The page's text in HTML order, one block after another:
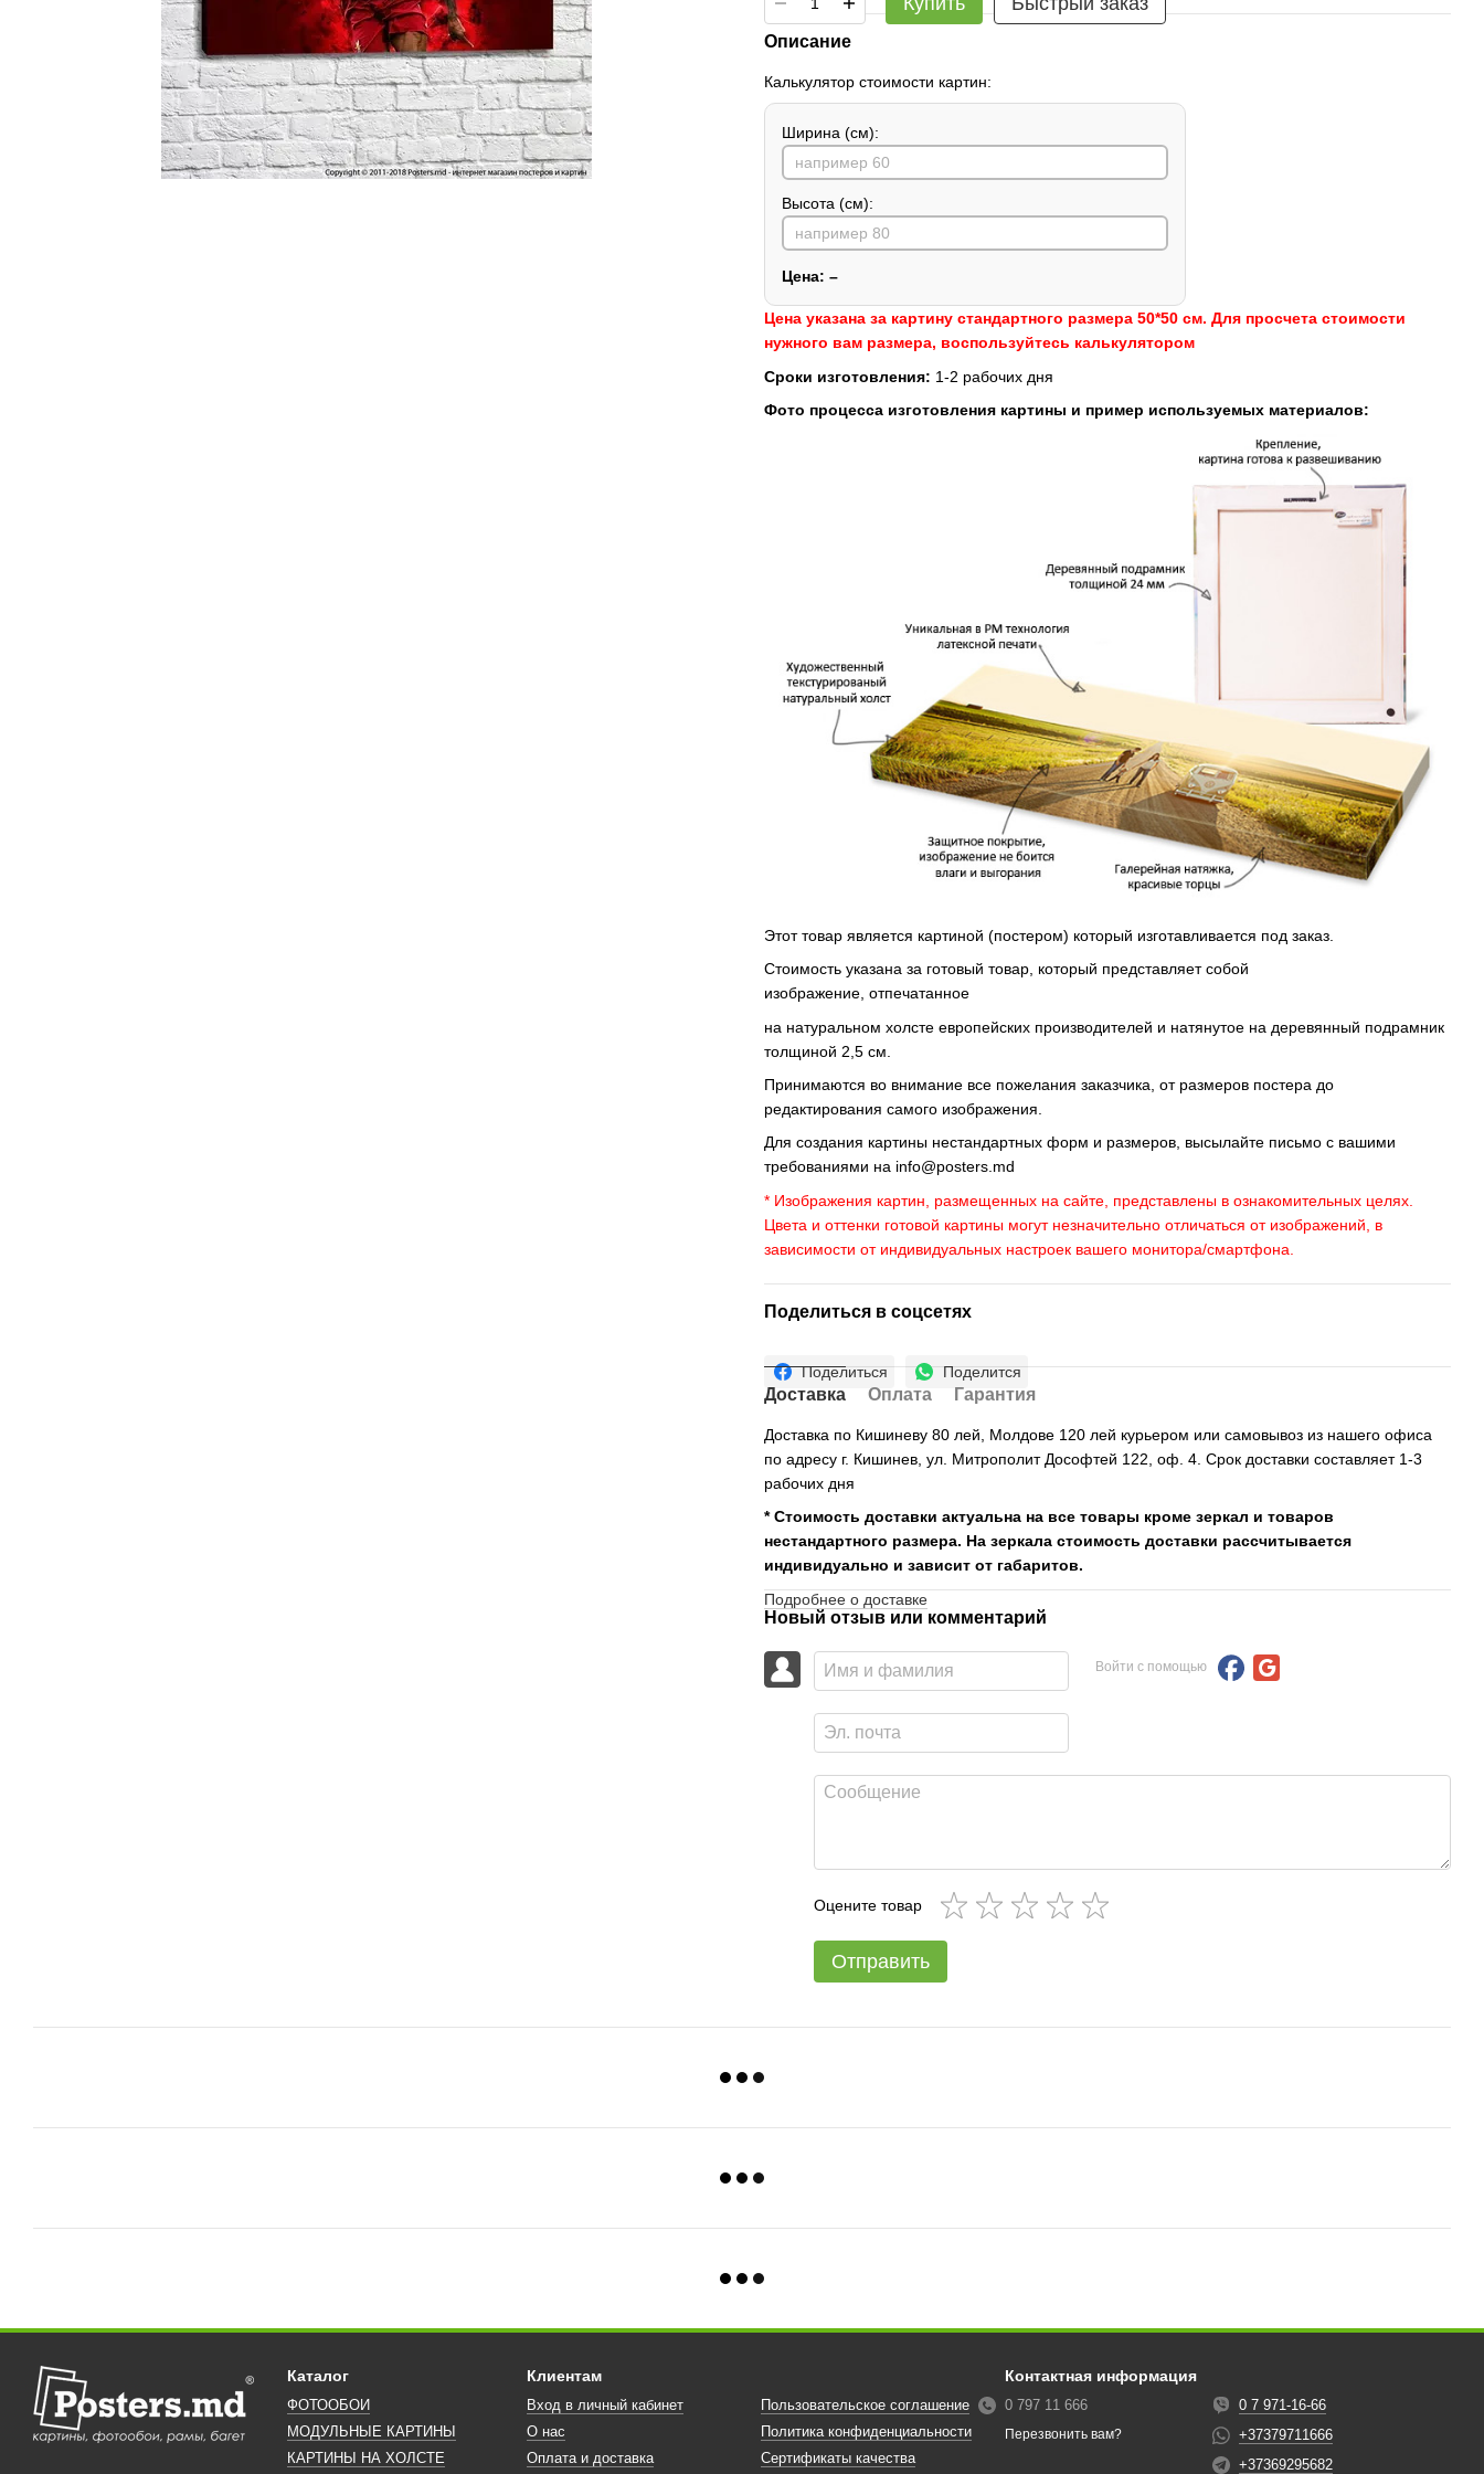
Описание
Калькулятор стоимости картин:
Ширина (см):
Высота (см):
Цена: –
Цена указана за картину стандартного размера 50*50 см. Для просчета стоимости
нужного вам размера, воспользуйтесь калькулятором
Сроки изготовления: 1-2 рабочих дня
Фото процесса изготовления картины и пример используемых материалов:
Этот товар является картиной (постером) который изготавливается под заказ.
Стоимость указана за готовый товар, который представляет собой
изображение, отпечатанное
на натуральном холсте европейских производителей и натянутое на деревянный подрамник
толщиной 2,5 см.
Принимаются во внимание все пожелания заказчика, от размеров постера до
редактирования самого изображения.
Для создания картины нестандартных форм и размеров, высылайте письмо c вашими
требованиями на info@posters.md
* Изображения картин, размещенных на сайте, представлены в ознакомительных целях.
Цвета и оттенки готовой картины могут незначительно отличаться от изображений, в
зависимости от индивидуальных настроек вашего монитора/смартфона.
Поделиться в соцсетях
Поделиться Поделится
Доставка Оплата Гарантия
Доставка по Кишиневу 80 лей, Молдове 120 лей курьером или самовывоз из нашего офиса
по адресу г. Кишинев, ул. Митрополит Дософтей 122, оф. 4. Срок доставки составляет 1-3
рабочих дня
* Стоимость доставки актуальна на все товары кроме зеркал и товаров
нестандартного размера. На зеркала стоимость доставки рассчитывается
индивидуально и зависит от габаритов.
Подробнее о доставке
Новый отзыв или комментарий
Войти с помощью
Оцените товар
Отправить
Каталог
ФОТООБОИ
МОДУЛЬНЫЕ КАРТИНЫ
КАРТИНЫ НА ХОЛСТЕ
Клиентам
Вход в личный кабинет
О нас
Оплата и доставка
Пользовательское соглашение
Политика конфиденциальности
Сертификаты качества
Контактная информация
0 797 11 666
Перезвонить вам?
0 7 971-16-66
+37379711666
+37369295682